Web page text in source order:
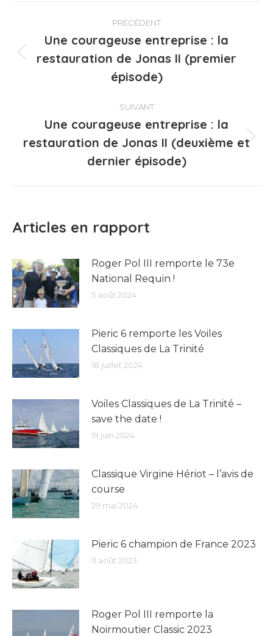
Navigation
article
PRÉCÉDENT
Article
précédent
Une courageuse entreprise : la
restauration de Jonas II (premier
épisode)
SUIVANT
Article
suivant
Une courageuse entreprise : la
restauration de Jonas II (deuxième et
dernier épisode)
Articles en rapport
Roger Pol III remporte le 73e
National Requin !
5 août 2024
Pieric 6 remporte les Voiles
Classiques de La Trinité
18 juillet 2024
Voiles Classiques de La Trinité –
save the date !
19 juin 2024
Classique Virgine Hériot – l’avis de
course
29 mai 2024
Pieric 6 champion de France 2023
11 août 2023
Roger Pol III remporte la
Noirmoutier Classic 2023